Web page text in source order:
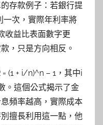
存款例子：若銀行提
一次，實際年利率將
收益比表面數字更
，只是方向相反。
(1 + i/n)^n – 1，其中i
。這個公式揭示了金
頻率越高，實際成本
擅長利用這一點，他